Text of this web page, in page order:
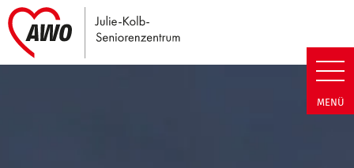
Julie-Kolb-Seniorenzentrum |
MENÜ